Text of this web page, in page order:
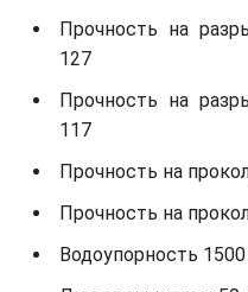
Прочность на
127
Прочность на
117
Прочность на
Прочность на
Водоупорность